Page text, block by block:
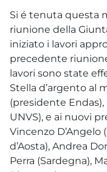
Si é tenuta questa
riunione della
iniziato i lavori
precedente
lavori sono state
Stella d’argento al
(presidente
UNVS), e ai nuovi
Vincenzo D’Angelo
d’Aosta), Andrea
Perra (Sardegna),